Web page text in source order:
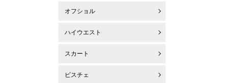
オフショル
ハイウエスト
スカート
ビスチェ